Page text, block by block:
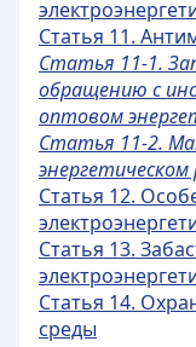
Статья 11.
Статья 11-1.
обращению с
оптовом
Статья 11-2.
Статья 12.
Статья 13.
Статья 14.
среды